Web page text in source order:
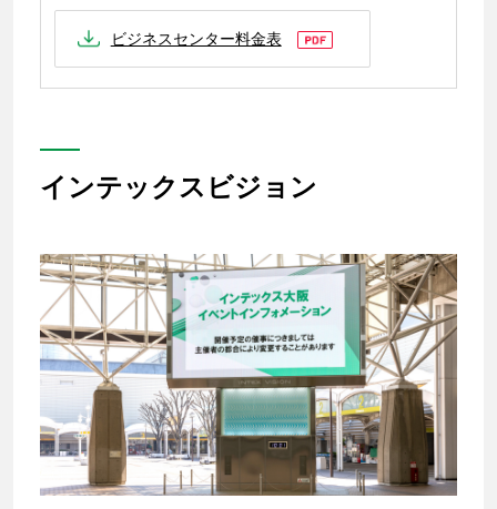
ビジネスセンター料金表
インテックスビジョン